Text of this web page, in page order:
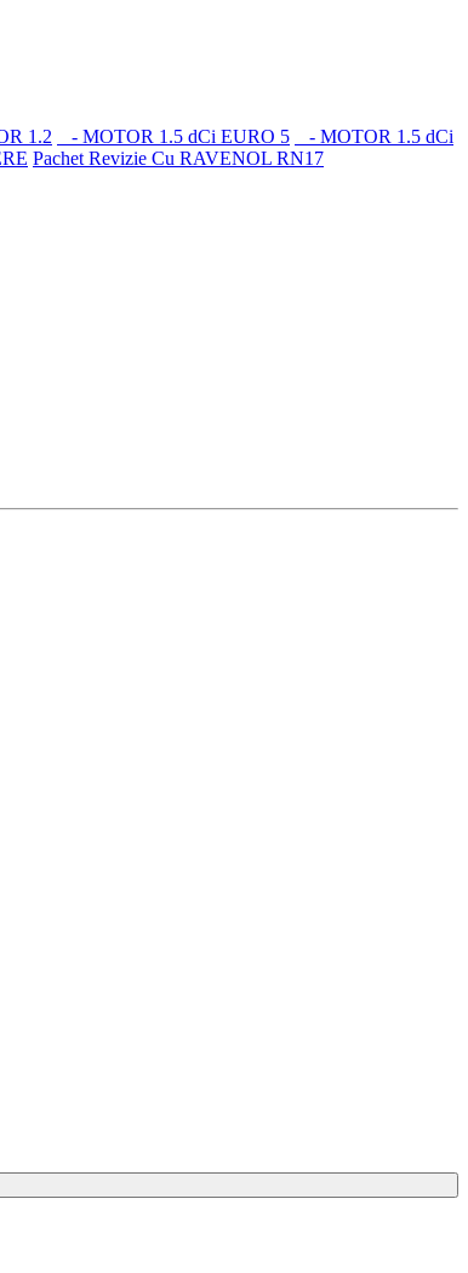
1.2 - MOTOR 1.5 dCi EURO 5
- MOTOR 1.5 dCi
Pachet Revizie Cu RAVENOL RN17